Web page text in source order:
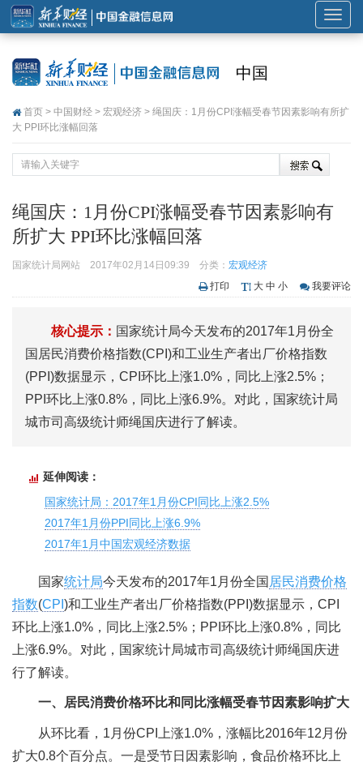
展
开
导
中国
首页 > 中国财经 > 宏观经济 > 绳国庆：1月份CPI涨幅受春节因素影响有所扩
大 PPI环比涨幅回落
绳国庆：1月份CPI涨幅受春节因素影响有
所扩大 PPI环比涨幅回落
国家统计局网站 2017年02月14日09:39 分类： 宏观经济
打印
大 中 小 我要评论
核心提示： 国家统计局今天发布的2017年1月份全
国居民消费价格指数(CPI)和工业生产者出厂价格指数
(PPI)数据显示，CPI环比上涨1.0%，同比上涨2.5%；
PPI环比上涨0.8%，同比上涨6.9%。对此，国家统计局
城市司高级统计师绳国庆进行了解读。
延伸阅读：
国家统计局：2017年1月份CPI同比上涨2.5%
2017年1月份PPI同比上涨6.9%
2017年1月中国宏观经济数据
国家统计局今天发布的2017年1月份全国 居民消费价格
指数(CPI )和工业生产者出厂价格指数(PPI)数据显示，CPI
环比上涨1.0%，同比上涨2.5%；PPI环比上涨0.8%，同比
上涨6.9%。对此，国家统计局城市司高级统计师绳国庆进
行了解读。
一、居民消费价格环比和同比涨幅受春节因素影响扩大
从环比看，1月份CPI上涨1.0%，涨幅比2016年12月份
扩大0.8个百分点。一是受节日因素影响，食品价格环比上